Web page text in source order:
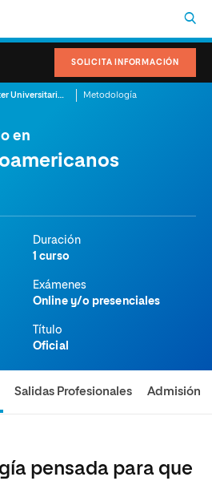
SOLICITA INFORMACIÓN
Máster Universitario en Estudios Latinoamericanos Metodología
en
Duración
1 curso
Exámenes
Online y/o presenciales
Título
Oficial
Salidas Profesionales Admisión
pensada para que